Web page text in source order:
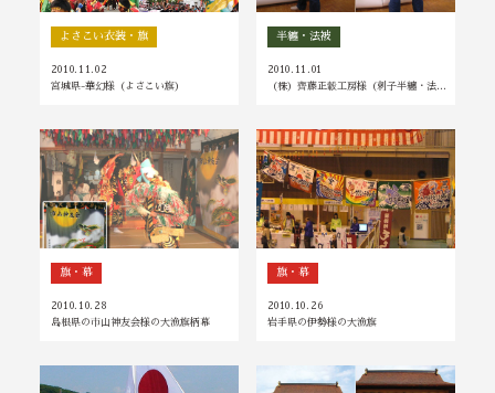
よさこい衣装・旗
2010.11.02
宮城県-華幻様（よさこい旗）
半纏・法被
2010.11.01
（株）齊藤正轂工房様（刺子半纏・法…
旗・幕
2010.10.28
島根県の市山神友会様の大漁旗柄幕
旗・幕
2010.10.26
岩手県の伊勢様の大漁旗